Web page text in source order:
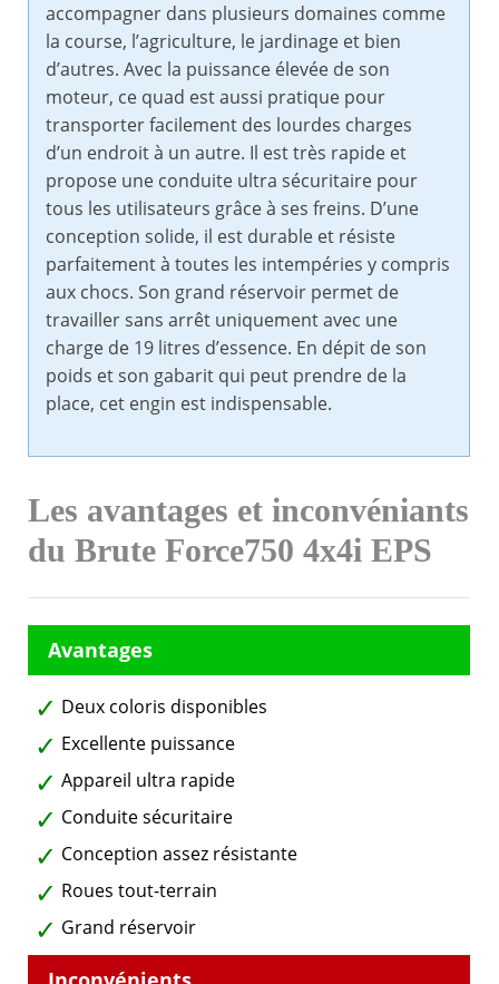
accompagner dans plusieurs domaines comme
la course, l’agriculture, le jardinage et bien
d’autres. Avec la puissance élevée de son
moteur, ce quad est aussi pratique pour
transporter facilement des lourdes charges
d’un endroit à un autre. Il est très rapide et
propose une conduite ultra sécuritaire pour
tous les utilisateurs grâce à ses freins. D’une
conception solide, il est durable et résiste
parfaitement à toutes les intempéries y compris
aux chocs. Son grand réservoir permet de
travailler sans arrêt uniquement avec une
charge de 19 litres d’essence. En dépit de son
poids et son gabarit qui peut prendre de la
place, cet engin est indispensable.
Les avantages et inconvéniants
du Brute Force750 4x4i EPS
Deux coloris disponibles
Excellente puissance
Appareil ultra rapide
Conduite sécuritaire
Conception assez résistante
Roues tout-terrain
Grand réservoir